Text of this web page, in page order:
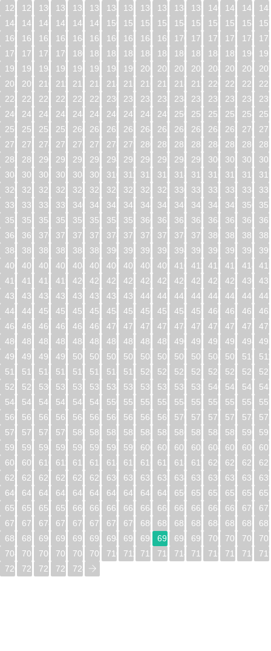
128
129 130 131 132 133 134 135 136 137 138 139 140 141 142
144
145 146 147 148 149 150 151 152 153 154 155 156 157 158
160
161 162 163 164 165 166 167 168 169 170 171 172 173 174
176
177 178 179 180 181 182 183 184 185 186 187 188 189 190
192
193 194 195 196 197 198 199 200 201 202 203 204 205 206
208
209 210 211 212 213 214 215 216 217 218 219 220 221 222
224
225 226 227 228 229 230 231 232 233 234 235 236 237 238
240
241 242 243 244 245 246 247 248 249 250 251 252 253 254
256
257 258 259 260 261 262 263 264 265 266 267 268 269 270
272
273 274 275 276 277 278 279 280 281 282 283 284 285 286
288
289 290 291 292 293 294 295 296 297 298 299 300 301 302
304
305 306 307 308 309 310 311 312 313 314 315 316 317 318
320
321 322 323 324 325 326 327 328 329 330 331 332 333 334
336
337 338 339 340 341 342 343 344 345 346 347 348 349 350
352
353 354 355 356 357 358 359 360 361 362 363 364 365 366
368
369 370 371 372 373 374 375 376 377 378 379 380 381 382
384
385 386 387 388 389 390 391 392 393 394 395 396 397 398
400
401 402 403 404 405 406 407 408 409 410 411 412 413 414
416
417 418 419 420 421 422 423 424 425 426 427 428 429 430
432
433 434 435 436 437 438 439 440 441 442 443 444 445 446
448
449 450 451 452 453 454 455 456 457 458 459 460 461 462
464
465 466 467 468 469 470 471 472 473 474 475 476 477 478
480
481 482 483 484 485 486 487 488 489 490 491 492 493 494
496
497 498 499 500 501 502 503 504 505 506 507 508 509 510
512
513 514 515 516 517 518 519 520 521 522 523 524 525 526
528
529 530 531 532 533 534 535 536 537 538 539 540 541 542
544
545 546 547 548 549 550 551 552 553 554 555 556 557 558
560
561 562 563 564 565 566 567 568 569 570 571 572 573 574
576
577 578 579 580 581 582 583 584 585 586 587 588 589 590
592
593 594 595 596 597 598 599 600 601 602 603 604 605 606
608
609 610 611 612 613 614 615 616 617 618 619 620 621 622
624
625 626 627 628 629 630 631 632 633 634 635 636 637 638
640
641 642 643 644 645 646 647 648 649 650 651 652 653 654
656
657 658 659 660 661 662 663 664 665 666 667 668 669 670
672
673 674 675 676 677 678 679 680 681 682 683 684 685 686
688
689 690 691 692 693 694 695 696 697 698 699 700 701 702
704
705 706 707 708 709 710 711 712 713 714 715 716 717 718
720
721 722 723 724